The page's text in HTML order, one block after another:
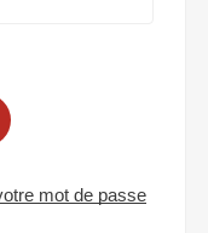
mot de passe